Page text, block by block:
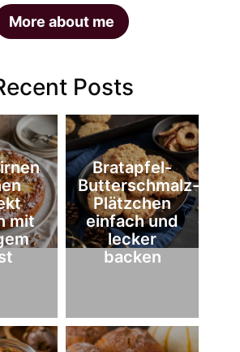
More about me
Posts
mit
Bratapfel-
Butterschmalz-
Plätzchen
einfach und
lecker
backen